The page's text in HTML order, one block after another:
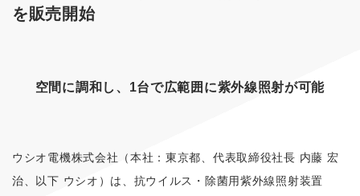
を販売開始
空間に調和し、1台で広範囲に紫外線照射が可能
ウシオ電機株式会社（本社：東京都、代表取締役社長 内藤 宏
治、以下 ウシオ）は、抗ウイルス・除菌用紫外線照射装置